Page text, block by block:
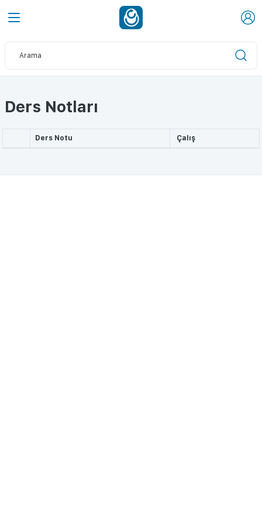
Ders Notları
Ders Notu Çalış